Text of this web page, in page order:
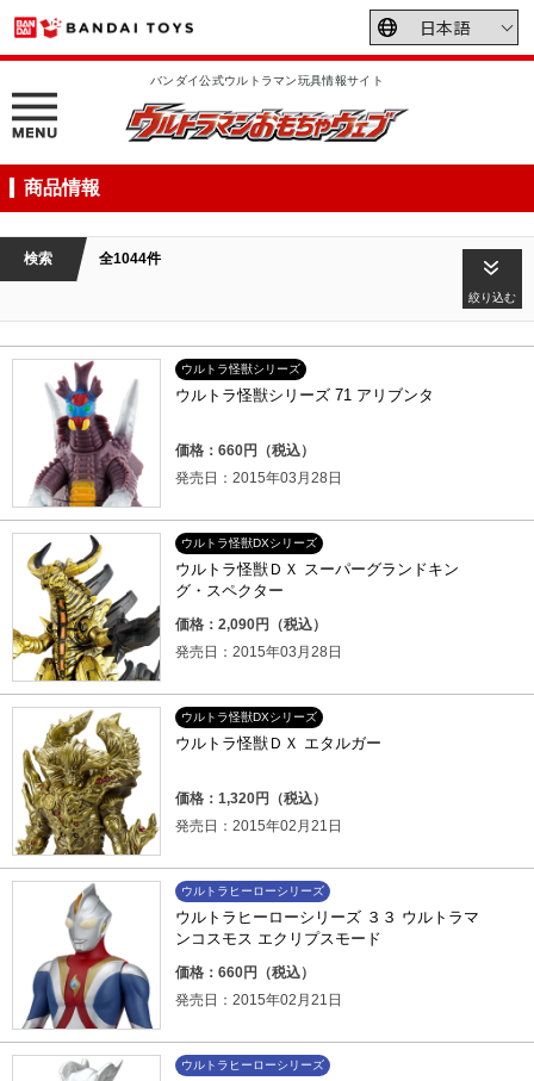
バンダイ公式ウルトラマン玩具情報サイト
商品情報
検索 全1044件
絞り込む
ウルトラ怪獣シリーズ
ウルトラ怪獣シリーズ 71 アリブンタ
価格：660円（税込）
発売日：2015年03月28日
ウルトラ怪獣DXシリーズ
ウルトラ怪獣ＤＸ スーパーグランドキン
グ・スペクター
価格：2,090円（税込）
発売日：2015年03月28日
ウルトラ怪獣DXシリーズ
ウルトラ怪獣ＤＸ エタルガー
価格：1,320円（税込）
発売日：2015年02月21日
ウルトラヒーローシリーズ
ウルトラヒーローシリーズ ３３ ウルトラマ
ンコスモス エクリプスモード
価格：660円（税込）
発売日：2015年02月21日
ウルトラヒーローシリーズ